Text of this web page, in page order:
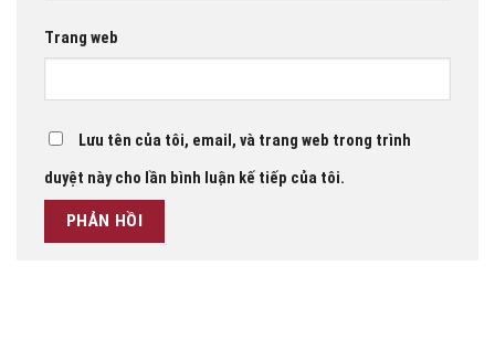
Trang web
Lưu tên của tôi, email, và trang web trong trình
duyệt này cho lần bình luận kế tiếp của tôi.